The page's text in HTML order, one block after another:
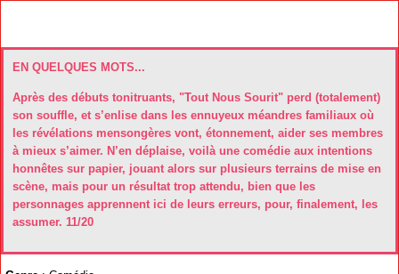
EN QUELQUES MOTS...
Après des débuts tonitruants, "Tout Nous Sourit" perd (totalement)
son souffle, et s’enlise dans les ennuyeux méandres familiaux où
les révélations mensongères vont, étonnement, aider ses membres
à mieux s’aimer. N’en déplaise, voilà une comédie aux intentions
honnêtes sur papier, jouant alors sur plusieurs terrains de mise en
scène, mais pour un résultat trop attendu, bien que les
personnages apprennent ici de leurs erreurs, pour, finalement, les
assumer. 11/20